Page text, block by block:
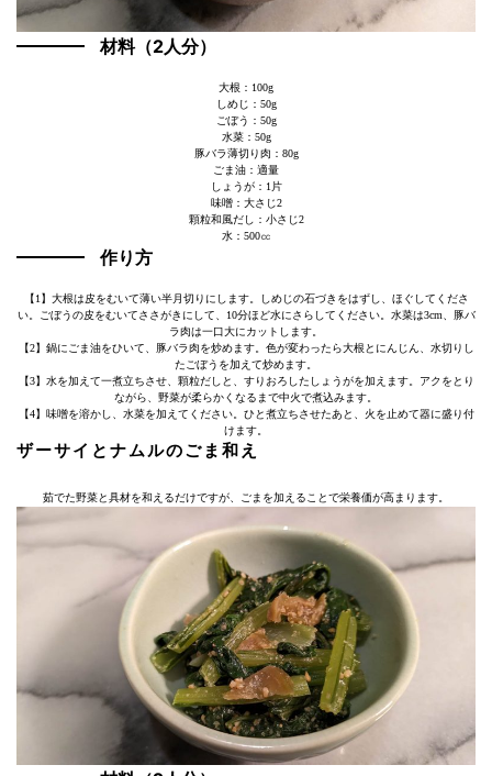
材料（2人分）
大根：100g
しめじ：50g
ごぼう：50g
水菜：50g
豚バラ薄切り肉：80g
ごま油：適量
しょうが：1片
味噌：大さじ2
顆粒和風だし：小さじ2
水：500㏄
作り方
【1】大根は皮をむいて薄い半月切りにします。しめじの石づきをはずし、ほぐしてくださ
い。ごぼうの皮をむいてささがきにして、10分ほど水にさらしてください。水菜は3cm、豚バ
ラ肉は一口大にカットします。
【2】鍋にごま油をひいて、豚バラ肉を炒めます。色が変わったら大根とにんじん、水切りし
たごぼうを加えて炒めます。
【3】水を加えて一煮立ちさせ、顆粒だしと、すりおろしたしょうがを加えます。アクをとり
ながら、野菜が柔らかくなるまで中火で煮込みます。
【4】味噌を溶かし、水菜を加えてください。ひと煮立ちさせたあと、火を止めて器に盛り付
けます。
ザーサイとナムルのごま和え
茹でた野菜と具材を和えるだけですが、ごまを加えることで栄養価が高まります。